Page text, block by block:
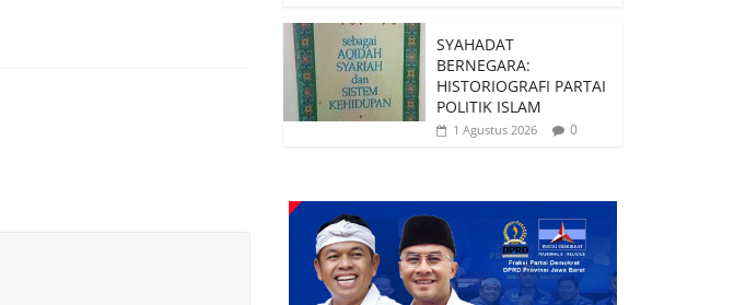
SYAHADAT
BERNEGARA:
HISTORIOGRAFI PARTAI
POLITIK ISLAM
1 Agustus 2026 0